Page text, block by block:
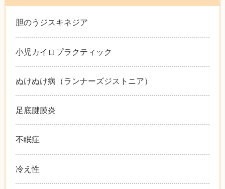
胆のうジスキネジア
小児カイロプラクティック
ぬけぬけ病（ランナーズジストニア）
足底腱膜炎
不眠症
冷え性